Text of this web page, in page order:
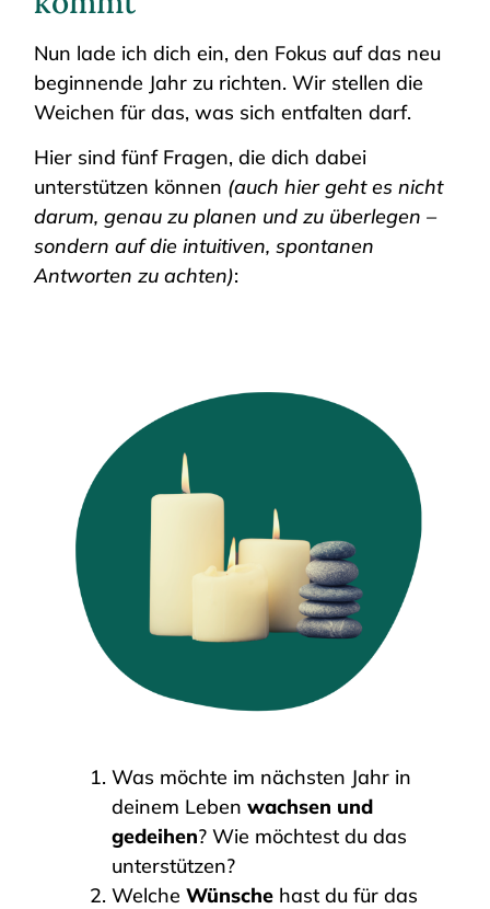
Nun lade ich dich ein, den Fokus auf das neu
beginnende Jahr zu richten. Wir stellen die
Weichen für das, was sich entfalten darf.
Hier sind fünf Fragen, die dich dabei
unterstützen können (auch hier geht es nicht
darum, genau zu planen und zu überlegen –
sondern auf die intuitiven, spontanen
Antworten zu achten):
Was möchte im nächsten Jahr in
deinem Lebenwachsen und
gedeihen? Wie möchtest du das
unterstützen?
WelcheWünsche hast du für das